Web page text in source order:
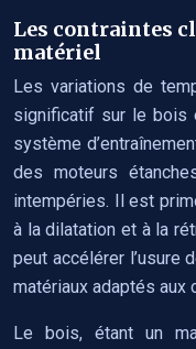
Les contraintes
matériel
Les variations de
significatif sur le bois
système
des moteurs
intempéries. Il est
à la dilatation et à la
peut accélérer l’usure
matériaux adaptés aux
Le bois, étant un